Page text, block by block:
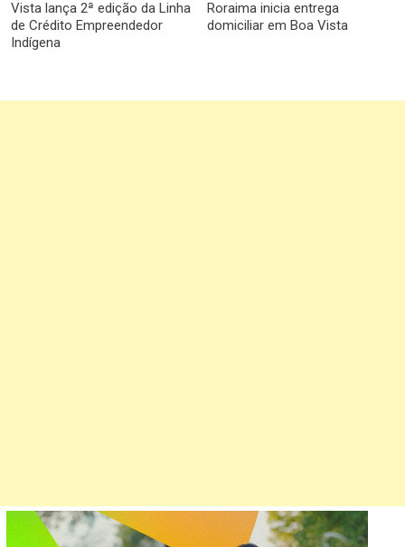
Vista lança 2ª edição da Linha
de Crédito Empreendedor
Indígena
Roraima inicia entrega
domiciliar em Boa Vista